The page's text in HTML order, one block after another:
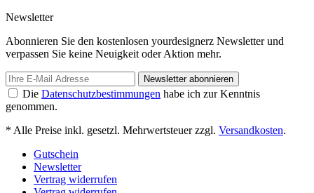
Newsletter
Abonnieren Sie den kostenlosen yourdesignerz Newsletter und
verpassen Sie keine Neuigkeit oder Aktion mehr.
Newsletter abonnieren
Die Datenschutzbestimmungen habe ich zur Kenntnis
genommen.
* Alle Preise inkl. gesetzl. Mehrwertsteuer zzgl. Versandkosten.
Gutschein
Newsletter
Vertrag widerrufen